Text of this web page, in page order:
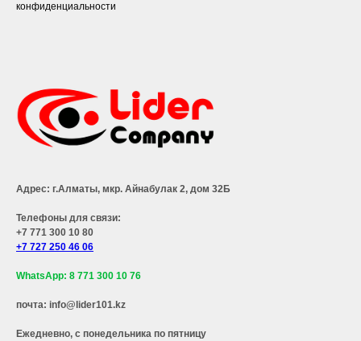
конфиденциальности
Адрес: г.Алматы, мкр. Айнабулак 2, дом 32Б
Телефоны для связи:
+7 771 300 10 80
+7 727 250 46 06
WhatsApp: 8 771 300 10 76
почта: info@lider101.kz
Ежедневно, с понедельника по пятницу